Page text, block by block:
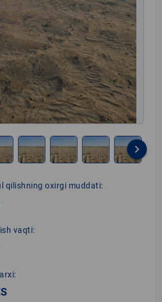
keyboard_arrow_right
qilishning oxirgi muddati:
vaqti: